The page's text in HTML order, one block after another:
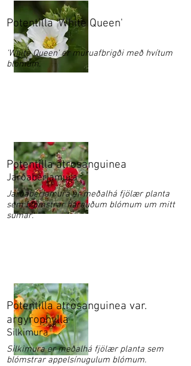
Potentilla 'White Queen'
'White Queen' er muruafbrigði með hvítum
blómum.
Jarðaberjamura
Potentilla atrosanguinea
Jarðaberjamura er meðalhá fjölær planta
sem blómstrar hárauðum blómum um mitt
sumar.
Silkimura
Potentilla atrosanguinea var.
argyrophylla
Silkimura er meðalhá fjölær planta sem
blómstrar appelsínugulum blómum.